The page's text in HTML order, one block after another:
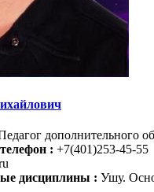
дополнительного
: +7(401)253-45-55
дисциплины : Ушу.